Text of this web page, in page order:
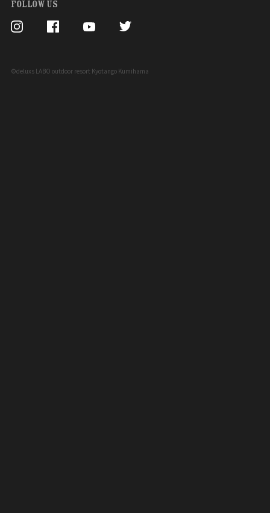
FOLLOW US
©deluxs LABO outdoor resort Kyotango Kumihama